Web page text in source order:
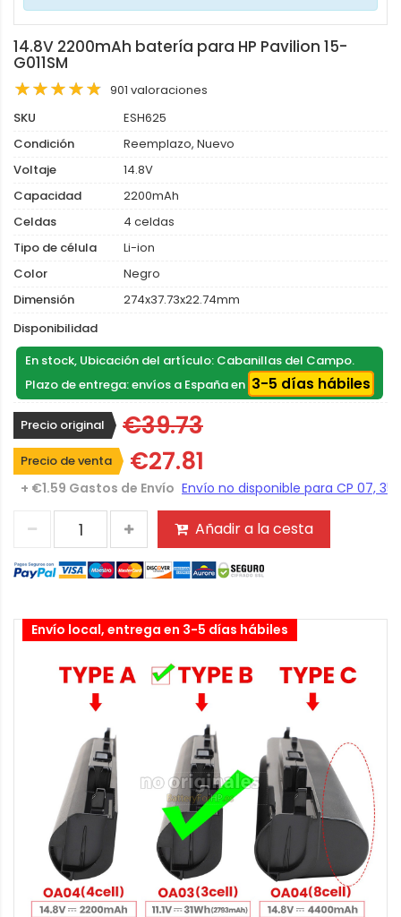
14.8V 2200mAh batería para HP Pavilion 15-
G011SM
901 valoraciones
SKU
ESH625
Condición
Reemplazo, Nuevo
Voltaje
14.8V
Capacidad
2200mAh
Celdas
4 celdas
Tipo de célula
Li-ion
Color
Negro
Dimensión
274x37.73x22.74mm
Disponibilidad
En stock, Ubicación del artículo: Cabanillas del Campo.
Plazo de entrega: envíos a España en 3-5 días hábiles
Precio original €39.73
Precio de venta €27.81
+ €1.59 Gastos de Envío
Añadir a la cesta
Envío local, entrega en 3-5 días hábiles